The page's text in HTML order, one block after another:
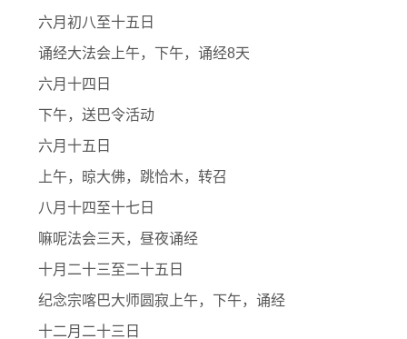
六月初八至十五日
诵经大法会上午，下午，诵经8天
六月十四日
下午，送巴令活动
六月十五日
上午，晾大佛，跳恰木，转召
八月十四至十七日
嘛呢法会三天，昼夜诵经
十月二十三至二十五日
纪念宗喀巴大师圆寂上午，下午，诵经
十二月二十三日